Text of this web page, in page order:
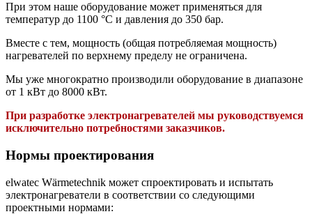
При этом наше оборудование может применяться для
температур до 1100 °C и давления до 350 бар.
Вместе с тем, мощность (общая потребляемая мощность)
нагревателей по верхнему пределу не ограничена.
Мы уже много­кратно производили оборудование в диапазоне
от 1 кВт до 8000 кВт.
При разработке электронагревателей мы руководствуемся
исключительно потребностями заказчиков.
Нормы проектирования
elwatec Wärmetechnik может спроектировать и испытать
электронагреватели в соответствии со следующими
проектными нормами: